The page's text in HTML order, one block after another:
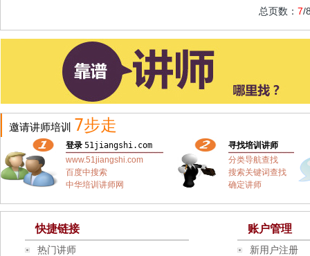
总页数： 7/
邀请讲师培训 7步走
登录 51jiangshi.com
www.51jiangshi.com
百度中搜索
中华培训讲师网
寻找培训讲师
分类导航查找
搜索关键词查找
确定讲师
快捷链接
热门讲师
账户管理
新用户注册